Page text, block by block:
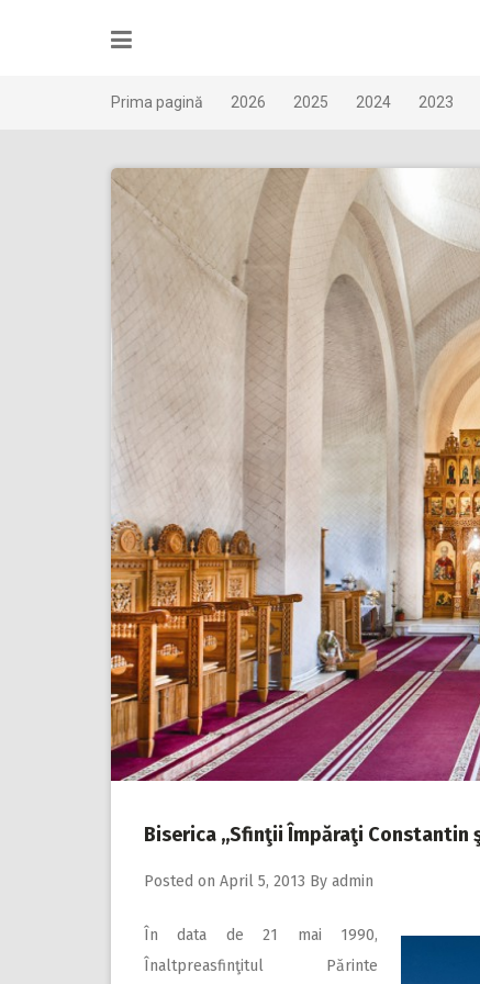
Prima pagină 2026 2025 2024 2023
Biserica ,,Sfinţii Împăraţi Constantin
Posted on April 5, 2013 By admin
În data de 21 mai 1990,
Înaltpreasfinţitul Părinte